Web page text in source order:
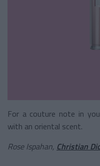
For a couture note in
with an oriental scent.
Rose Ispahan, Christian